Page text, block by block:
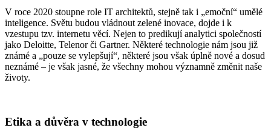
V roce 2020 stoupne role IT architektů, stejně tak i „emoční“ umělé
inteligence. Světu budou vládnout zelené inovace, dojde i k
vzestupu tzv. internetu věcí. Nejen to predikují analytici společností
jako Deloitte, Telenor či Gartner. Některé technologie nám jsou již
známé a „pouze se vylepšují“, některé jsou však úplně nové a dosud
neznámé – je však jasné, že všechny mohou významně změnit naše
životy.
Etika a důvěra v technologie